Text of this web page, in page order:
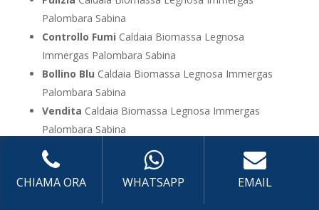
Palombara Sabina
Controllo Fumi Caldaia Biomassa Legnosa
Immergas Palombara Sabina
Bollino Blu Caldaia Biomassa Legnosa Immergas
Palombara Sabina
Vendita Caldaia Biomassa Legnosa Immergas
Palombara Sabina
Offerte
Caldaia Biomassa Legnosa Immergas
Palombara Sabina
CHIAMA ORA WHATSAPP EMAIL